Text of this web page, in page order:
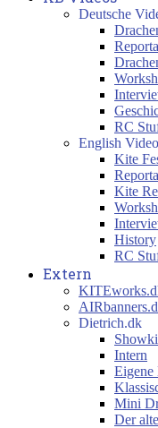
Deutsche
RC
English
Kite
Kite
History
RC
Extern
Dietrich.dk
Intern
Eigene
Mini
Der